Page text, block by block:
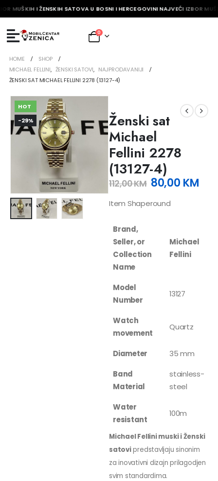
MUŠKIH I ŽENSKIH SATOVA U BOSNI I HERCEGOVINI NAJVEĆI IZBOR
0
HOME
SHOP
MICHAEL FELLINI, ŽENSKI SATOVI, NAJPRODAVANIJI
ŽENSKI SAT MICHAEL FELLINI 2278 (13127-4)
HOT
-29%
Ženski sat
Michael
Fellini 2278
(13127-4)
112,00KM 80,00 KM
Item Shaperound
Brand,
Seller, or
Collection
Name
Michael
Fellini
Model
Number
13127
Watch
movement
Quartz
Diameter
35 mm
Band
Material
stainless-
steel
Water
resistant
100m
Michael Fellini muski i Ženski
satovipredstavljaju sinonim
za inovativni dizajn prilagodjen
svim standardima.